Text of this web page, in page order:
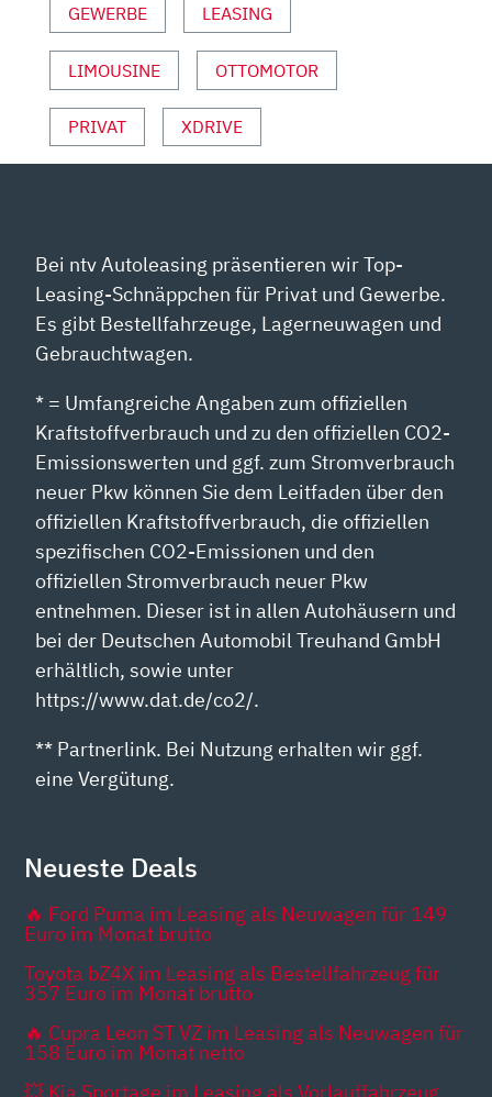
GEWERBE LEASING
LIMOUSINE OTTOMOTOR
PRIVAT XDRIVE
Bei ntv Autoleasing präsentieren wir Top-
Leasing-Schnäppchen für Privat und Gewerbe.
Es gibt Bestellfahrzeuge, Lagerneuwagen und
Gebrauchtwagen.
* = Umfangreiche Angaben zum offiziellen
Kraftstoffverbrauch und zu den offiziellen CO2-
Emissionswerten und ggf. zum Stromverbrauch
neuer Pkw können Sie dem Leitfaden über den
offiziellen Kraftstoffverbrauch, die offiziellen
spezifischen CO2-Emissionen und den
offiziellen Stromverbrauch neuer Pkw
entnehmen. Dieser ist in allen Autohäusern und
bei der Deutschen Automobil Treuhand GmbH
erhältlich, sowie unter
https://www.dat.de/co2/.
** Partnerlink. Bei Nutzung erhalten wir ggf.
eine Vergütung.
Neueste Deals
🔥 Ford Puma im Leasing als Neuwagen für 149
Euro im Monat brutto
Toyota bZ4X im Leasing als Bestellfahrzeug für
357 Euro im Monat brutto
🔥 Cupra Leon ST VZ im Leasing als Neuwagen für
158 Euro im Monat netto